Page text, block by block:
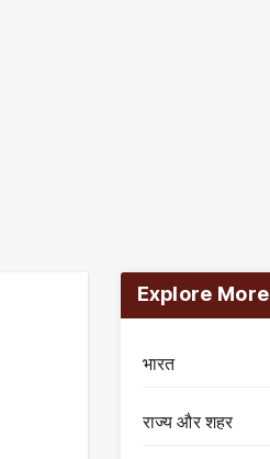
Explore More
भारत
राज्य और शहर